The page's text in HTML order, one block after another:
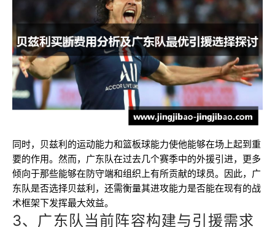
同时，贝兹利的运动能力和篮板球能力使他能够在场上起到重
要的作用。然而，广东队在过去几个赛季中的外援引进，更多
倾向于那些能够在防守端和组织上有所贡献的球员。因此，广
东队是否选择贝兹利，还需衡量其进攻能力是否能在现有的战
术框架下发挥最大效益。
3、广东队当前阵容构建与引援需求